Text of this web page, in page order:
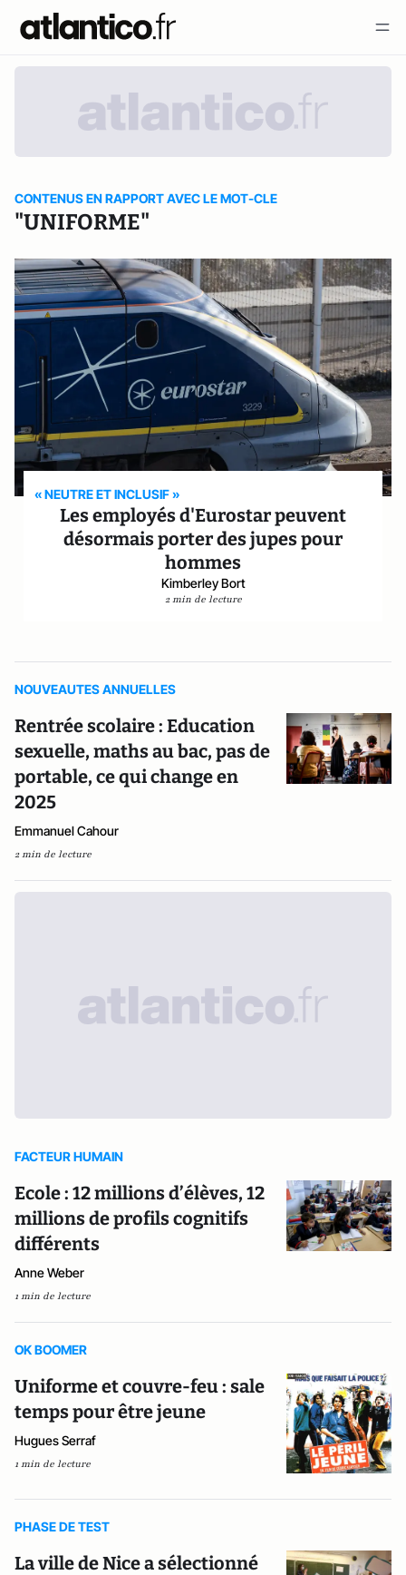
CONTENUS EN RAPPORT AVEC LE MOT-CLE
"UNIFORME"
« NEUTRE ET INCLUSIF »
Les employés d'Eurostar peuvent
désormais porter des jupes pour
hommes
Kimberley Bort
2 min de lecture
NOUVEAUTES ANNUELLES
Rentrée scolaire : Education
sexuelle, maths au bac, pas de
portable, ce qui change en
2025
Emmanuel Cahour
2 min de lecture
FACTEUR HUMAIN
Ecole : 12 millions d’élèves, 12
millions de profils cognitifs
différents
Anne Weber
1 min de lecture
OK BOOMER
Uniforme et couvre-feu : sale
temps pour être jeune
Hugues Serraf
1 min de lecture
PHASE DE TEST
La ville de Nice a sélectionné